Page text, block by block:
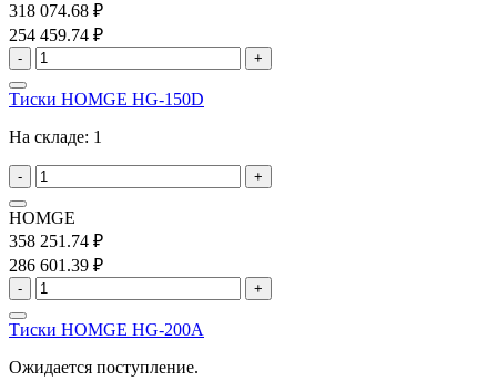
318 074.68 ₽
254 459.74 ₽
- +
Тиски HOMGE HG-150D
На складе: 1
- +
HOMGE
358 251.74 ₽
286 601.39 ₽
- +
Тиски HOMGE HG-200A
Ожидается поступление.